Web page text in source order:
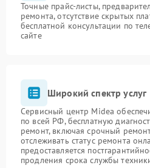
Точные прайс-листы,
ремонта, отсутствие скрытых
бесплатной консультации по
сайте
Широкий спектр услуг
Сервисный центр Midea
по всей РФ, бесплатную
ремонт, включая срочный
отслеживать статус ремонта
предоставляется
продления срока службы